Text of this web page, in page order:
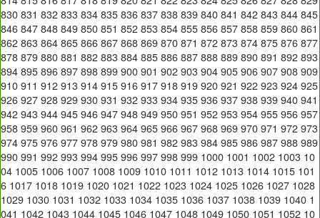
830 831 832 833 834 835 836 837 838 839 840 841 842 843 844 845
846 847 848 849 850 851 852 853 854 855 856 857 858 859 860 861
862 863 864 865 866 867 868 869 870 871 872 873 874 875 876 877
878 879 880 881 882 883 884 885 886 887 888 889 890 891 892 893
894 895 896 897 898 899 900 901 902 903 904 905 906 907 908 909
910 911 912 913 914 915 916 917 918 919 920 921 922 923 924 925
926 927 928 929 930 931 932 933 934 935 936 937 938 939 940 941
942 943 944 945 946 947 948 949 950 951 952 953 954 955 956 957
958 959 960 961 962 963 964 965 966 967 968 969 970 971 972 973
974 975 976 977 978 979 980 981 982 983 984 985 986 987 988 989
990 991 992 993 994 995 996 997 998 999 1000 1001 1002 1003 10
04 1005 1006 1007 1008 1009 1010 1011 1012 1013 1014 1015 101
6 1017 1018 1019 1020 1021 1022 1023 1024 1025 1026 1027 1028
1029 1030 1031 1032 1033 1034 1035 1036 1037 1038 1039 1040 1
041 1042 1043 1044 1045 1046 1047 1048 1049 1050 1051 1052 10